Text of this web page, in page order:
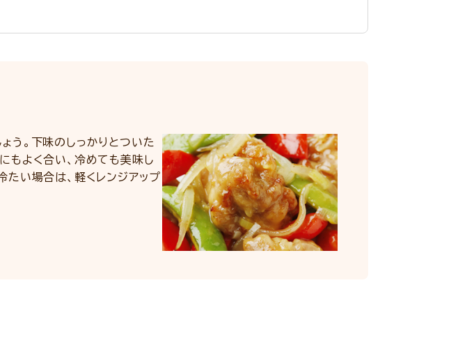
う。下味のしっかりとついた
もよく合い、冷めても美味し
たい場合は、軽くレンジアップ